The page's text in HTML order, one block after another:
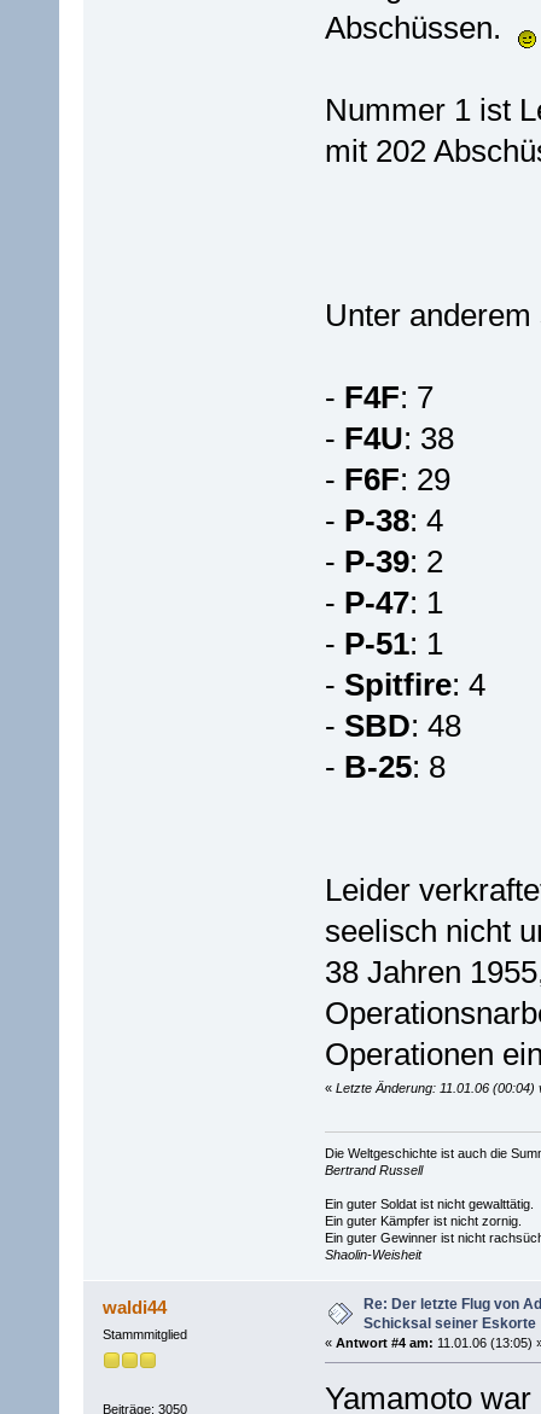
Abschüssen.
Nummer 1 ist
mit 202
Unter
- F4F: 7
- F4U: 38
- F6F: 29
- P-38: 4
- P-39: 2
- P-47: 1
- P-51: 1
- Spitfire: 4
- SBD: 48
- B-25: 8
Leider
seelisch nicht
38 Jahren
Operationen
« Letzte Änderung: 11.01.06 (00:04)
Die Weltgeschichte ist auch die
Bertrand Russell
Ein guter Soldat ist nicht gewalttätig.
Ein guter Kämpfer ist nicht zornig.
Ein guter Gewinner ist nicht
Shaolin-Weisheit
waldi44
Stammmitglied
Beiträge: 3050
Re: Der letzte Flug von
Schicksal seiner Eskorte
« Antwort #4 am: 11.01.06 (13:05)
Yamamoto